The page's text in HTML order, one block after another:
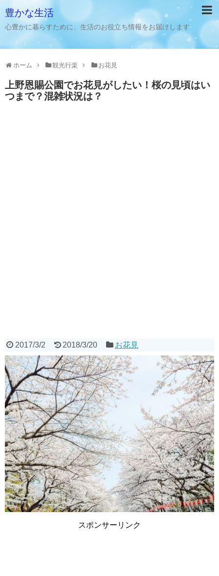
豊かな生活
心豊かに暮らすために、生活のお役立ち情報をお届けします
ホーム 観光行楽 お花見
上野恩賜公園でお花見がしたい！桜の見頃はい
つまで？混雑状況は？
2017/3/2 2018/3/20 お花見
スポンサーリンク